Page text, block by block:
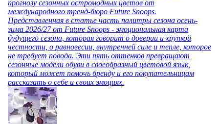
прогнозу сезонных остромодных цветов от
международного тренд-бюро Future Snoops.
Представленная в статье часть палитры сезона осень-
зима 2026/27 от Future Snoops - эмоциональная карта
будущего сезона, которая говорит о доверии и хрупкой
честности, о равновесии, внутренней силе и тепле, которое
не требует повода. Эти пять оттенков превращают
сезонные модели обуви в своеобразный цветовой язык,
который может помочь бренду и его покупательницам
рассказать о себе и своих эмоциях.